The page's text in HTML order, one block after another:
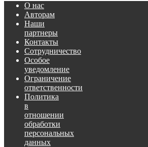
О нас
Авторам
Наши
партнеры
Контакты
Сотрудничество
Особое
уведомление
Ограничение
ответственности
Политика
в
отношении
обработки
персональных
данных